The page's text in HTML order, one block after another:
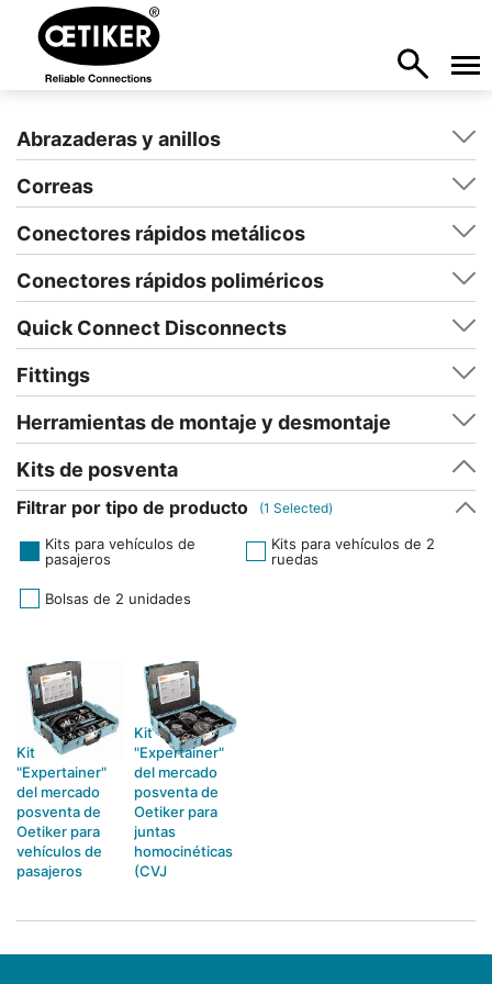
Abrazaderas y anillos
Correas
Conectores rápidos metálicos
Conectores rápidos poliméricos
Quick Connect Disconnects
Fittings
Herramientas de montaje y desmontaje
Kits de posventa
Filtrar por tipo de producto (1 Selected)
Kits para vehículos de
pasajeros
Kits para vehículos de 2
ruedas
Bolsas de 2 unidades
Kit
"Expertainer"
del mercado
posventa de
Oetiker para
vehículos de
pasajeros
Kit
"Expertainer"
del mercado
posventa de
Oetiker para
juntas
homocinéticas
(CVJ